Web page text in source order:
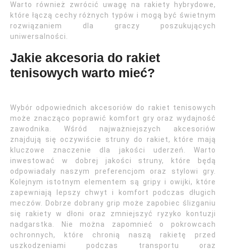
Warto również zwrócić uwagę na rakiety hybrydowe,
które łączą cechy różnych typów i mogą być świetnym
rozwiązaniem dla graczy poszukujących
uniwersalności.
Jakie akcesoria do rakiet
tenisowych warto mieć?
Wybór odpowiednich akcesoriów do rakiet tenisowych
może znacząco poprawić komfort gry oraz wydajność
zawodnika. Wśród najważniejszych akcesoriów
znajdują się oczywiście struny do rakiet, które mają
kluczowe znaczenie dla jakości uderzeń. Warto
inwestować w dobrej jakości struny, które będą
odpowiadały naszym preferencjom oraz stylowi gry.
Kolejnym istotnym elementem są gripy i owijki, które
zapewniają lepszy chwyt i komfort podczas długich
meczów. Dobrze dobrany grip może zapobiec ślizganiu
się rakiety w dłoni oraz zmniejszyć ryzyko kontuzji
nadgarstka. Nie można zapomnieć o pokrowcach
ochronnych, które chronią naszą rakietę przed
uszkodzeniami podczas transportu oraz